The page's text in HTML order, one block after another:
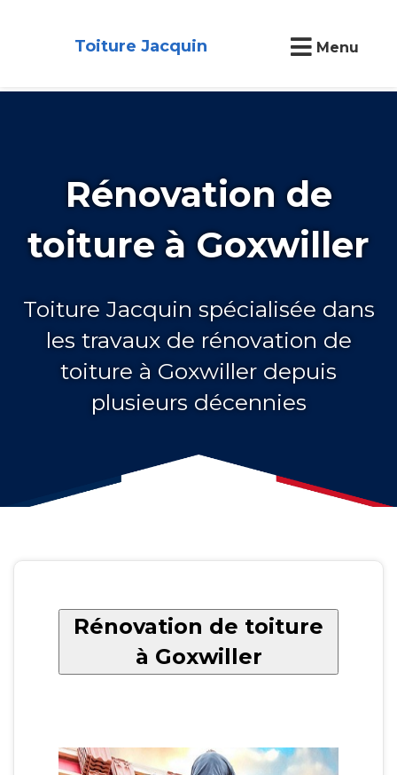
Toiture Jacquin Menu
Rénovation de
toiture à Goxwiller
Toiture Jacquin spécialisée dans
les travaux de rénovation de
toiture à Goxwiller depuis
plusieurs décennies
Rénovation de toiture
à Goxwiller